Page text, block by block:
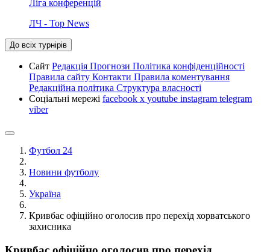
Ліга конференцій
ЛЧ - Top News
До всіх турнірів
Сайт Редакція Прогнози Політика конфіденційності
Правила сайту Контакти Правила коментування
Редакційна політика Структура власності
Соціальні мережі facebook x youtube instagram telegram
viber
Футбол 24
Новини футболу
Україна
Кривбас офіційно оголосив про перехід хорватського
захисника